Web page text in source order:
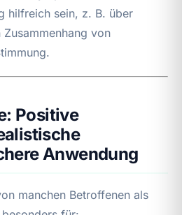
hilfreich sein, z. B. über
Zusammenhang von
Positive
Anwendung
manchen Betroffenen als